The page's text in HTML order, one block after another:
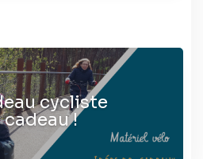
cycliste
!